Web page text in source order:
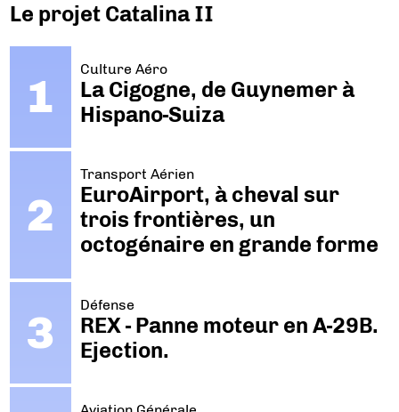
Le projet Catalina II
Culture Aéro
La Cigogne, de Guynemer à
Hispano-Suiza
Transport Aérien
EuroAirport, à cheval sur
trois frontières, un
octogénaire en grande forme
Défense
REX - Panne moteur en A-29B.
Ejection.